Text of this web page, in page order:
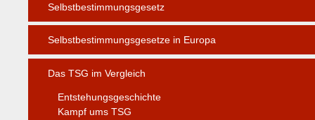
Selbstbestimmungsgesetz
Selbstbestimmungsgesetze in Europa
Das TSG im Vergleich
Entstehungsgeschichte
Kampf ums TSG